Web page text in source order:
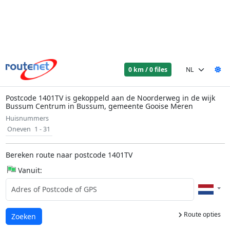
0 km / 0 files
Postcode 1401TV is gekoppeld aan de Noorderweg in de wijk
Bussum Centrum in Bussum, gemeente Gooise Meren
Huisnummers
Oneven 1 - 31
Bereken route naar postcode 1401TV
Vanuit:
Route opties
Laden...
Zoeken